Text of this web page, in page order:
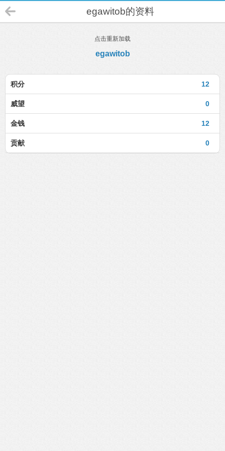
egawitob的资料
点击重新加载
egawitob
12
积分
0
威望
12
金钱
0
贡献